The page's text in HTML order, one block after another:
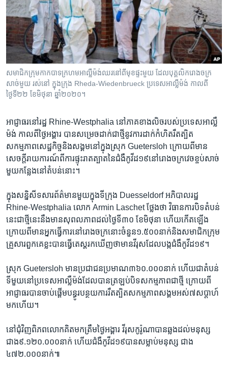
ទំព័រ​
រចនា
សម្ព័ន្ធ​
រំលង​
និង​
ទៅ​
កាន់​
កម្មវិធីទាំងអស់
Khmer English
បណ្តាញ​សង្គម
សមាជិកក្រុមកាកបាទក្រហមអាល្លឺម៉ង់ឈរនៅពីមុខផ្ទះមួយ ដែលបុគ្គលិករោងចក្រ
សាច់មួយ រស់នៅ ក្នុងក្រុង Rheda-Wiedenbrueck ប្រទេសអាល្លឺម៉ង់ កាលពី
ថ្ងៃទី២២ ខែមិថុនា ឆ្នាំ២០២០។
អាជ្ញាធរ​នៅ​រដ្ឋ​ Rhine-Westphalia នៅ​ភាគ​ខាង​លិច​របស់​ប្រទេស​អាល្លឺ
ម៉ង់ ​កាល​ពី​ថ្ងៃ​អង្គារ បាន​សម្រេច​ដាក់​ជា​ថ្មី​នូវការ​ដាក់​កំហិត​រឹតត្បិត​
សកម្មភាព​សេដ្ឋកិច្ច​និង​សង្គម​នៅ​ក្នុង​ស្រុក Guetersloh ក្រោយ​ពី​មាន​
សេចក្តី​រាយការណ៍​ពី​ការ​ផ្ទុះ​រាតត្បាត​នៃ​ជំងឺ​កូវីដ១៩​នៅ​រោងចក្រវេច​ខ្ចប់​សាច់​
មួយ​កន្លែង​នៅ​តំបន់​នោះ។
ក្នុង​សន្និសីទ​សារព័ត៌មាន​មួយ​ក្នុង​ទី​ក្រុង​ Duesseldorf អភិបាល​រដ្ឋ
Rhine-Westphalia លោក Armin Laschet ថ្លែង​ថា វិធានការបិទ​តំបន់​
នេះ​ជា​ថ្មីនេះ​នឹង​មាន​សុពលភាព​ដល់​ថ្ងៃ​ទី​៣០​ ខែ​មិថុនា ហើយ​កើត​ឡើង​
ក្រោយ​ពី​មាន​អ្នក​ធ្វើ​ការ​នៅ​រោងចក្រ​នោះ​ចំនួន​១.៥០០​នាក់​និង​សមាជិក​ក្រុម
គ្រួសារ​ពួក​គេ​ខ្លះ​បាន​ធ្វើ​តេស្ត​រក​ឃើញ​ថា​មានវីរុស​ដែល​បង្ក​ជំងឺ​កូវីដ១៩។
ស្រុក Guetersloh មាន​ប្រជាជន​ប្រមាណ​៣៦០.០០០​នាក់ ហើយ​ជា​តំបន់​
ទី​មួយ​នៅ​ប្រទេស​អាល្លឺម៉ង់​ដែល​បាន​ត្រឡប់បិទ​សកម្មភាព​ជា​ថ្មី ក្រោយ​ពី​
អាជ្ញាធរ​បាន​ចាប់​ផ្តើម​បន្ធូរ​បន្ថយ​ការ​រឹតត្បិត​សកម្មភាពសង្គម​អស់​៧​សប្តាហ៍​
មក​ហើយ។
នៅ​ជុំវិញ​ពិភពលោកគិត​មក​ត្រឹម​ថ្ងៃ​អង្គារ វីរុស​កូរ៉ូណា​បាន​ឆ្លង​ដល់​មនុស្ស​
ជាង៩.១២០.០០០​នាក់ ហើយ​ជំងឺ​កូវីដ១៩​បាន​សម្លាប់​មនុស្ស​ ជាង​
៤៧២.០០០​នាក់៕